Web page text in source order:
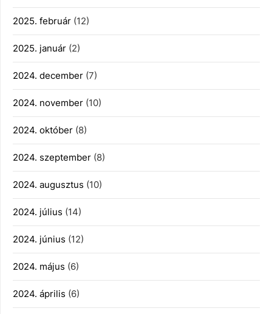
2025. február (12)
2025. január (2)
2024. december (7)
2024. november (10)
2024. október (8)
2024. szeptember (8)
2024. augusztus (10)
2024. július (14)
2024. június (12)
2024. május (6)
2024. április (6)